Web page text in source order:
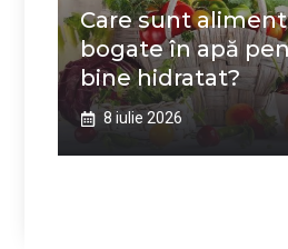
Care sunt
bogate în apă
bine hidratat?
8 iulie 2026